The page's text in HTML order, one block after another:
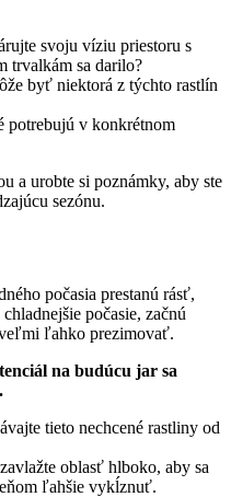
svoju víziu priestoru s
trvalkám sa darilo?
byť niektorá z týchto rastlín
potrebujú v konkrétnom
a urobte si poznámky, aby ste
sezónu.
počasia prestanú rásť,
počasie, začnú
ľahko prezimovať.
na budúcu jar sa
tieto nechcené rastliny od
oblasť hlboko, aby sa
ľahšie vykĺznuť.